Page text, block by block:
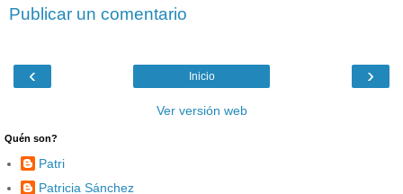
Publicar un comentario
‹ ›
Inicio
Ver versión web
Quén son?
Patri
Patricia Sánchez